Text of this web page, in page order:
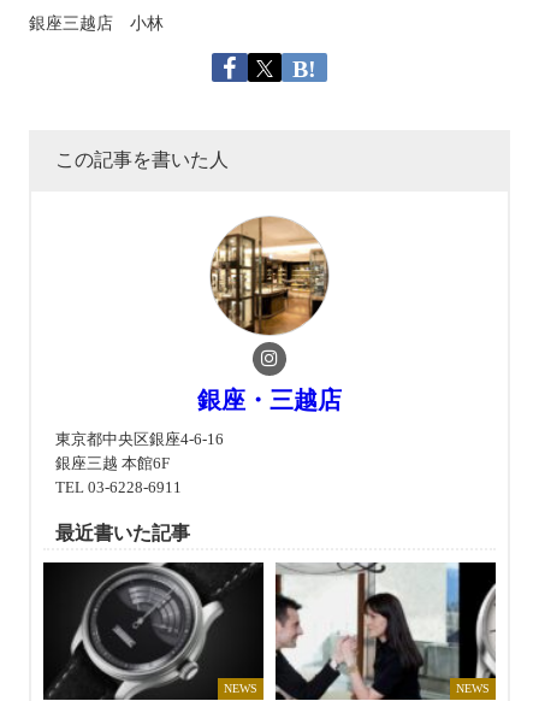
銀座三越店 小林
この記事を書いた人
銀座・三越店
東京都中央区銀座4-6-16
銀座三越 本館6F
TEL 03-6228-6911
最近書いた記事
NEWS NEWS